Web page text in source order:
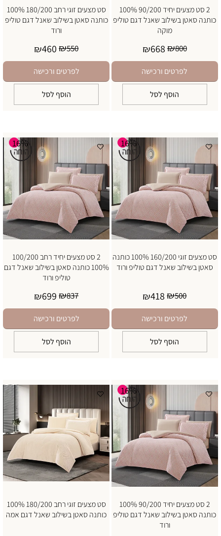
2 סט מצעים יחיד 90/200 100%
כותנה סאטן בשילוב שאנל דגם טוליפ
מוקה
₪800
₪668
לפרטים ורכישה
הוסף לסל
סט מצעים זוגי רחב 180/200 100%
כותנה סאטן בשילוב שאנל דגם טוליפ
ורוד
₪550
₪460
לפרטים ורכישה
הוסף לסל
16%
סט מצעים זוגי 160/200 100% כותנה
סאטן בשילוב שאנל דגם טוליפ ורוד
₪500
₪418
לפרטים ורכישה
הוסף לסל
16%
2 סט מצעים יחיד רחב 100/200
100% כותנה סאטן בשילוב שאנל דגם
טוליפ ורוד
₪837
₪699
לפרטים ורכישה
הוסף לסל
16%
2 סט מצעים יחיד 90/200 100%
כותנה סאטן בשילוב שאנל דגם טוליפ
ורוד
סט מצעים זוגי רחב 180/200 100%
כותנה סאטן בשילוב שאנל דגם אמה